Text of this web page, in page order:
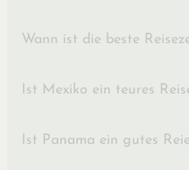
Wann ist die beste
Ist Mexiko ein teures
Ist Panama ein gutes